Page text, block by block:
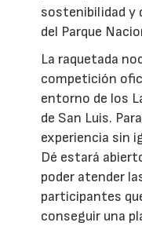
sostenibilidad y
del Parque
La raquetada
competición
entorno de los
de San Luis.
experiencia sin
Dé estará
poder atender
participantes
conseguir una